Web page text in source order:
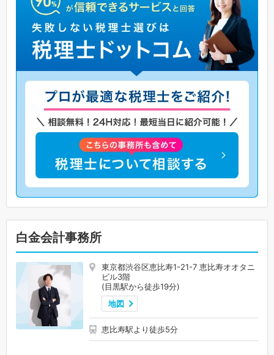
白金会計事務所
東京都渋谷区恵比寿1-21-7 恵比寿オオタニ
ビル3階
(目黒駅から徒歩19分)
地図
恵比寿駅より徒歩5分